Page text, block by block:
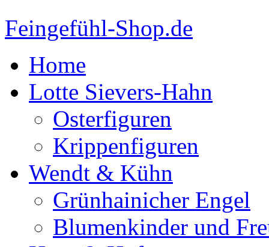
Feingefühl-Shop.de
Home
Lotte Sievers-Hahn
Osterfiguren
Krippenfiguren
Wendt & Kühn
Grünhainicher Engel
Blumenkinder und